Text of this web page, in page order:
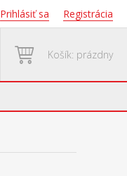
Prihlásiť sa Registrácia
Košík: prázdny